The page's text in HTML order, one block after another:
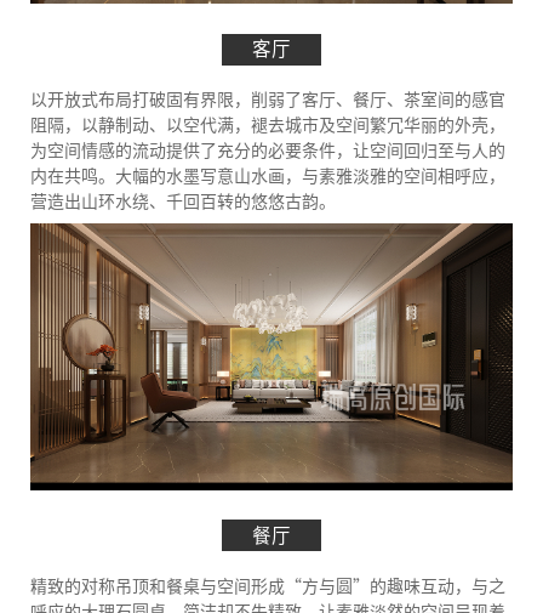
客厅
以开放式布局打破固有界限，削弱了客厅、餐厅、茶室间的感官
阻隔，以静制动、以空代满，褪去城市及空间繁冗华丽的外壳，
为空间情感的流动提供了充分的必要条件，让空间回归至与人的
内在共鸣。大幅的水墨写意山水画，与素雅淡雅的空间相呼应，
营造出山环水绕、千回百转的悠悠古韵。
餐厅
精致的对称吊顶和餐桌与空间形成“方与圆”的趣味互动，与之